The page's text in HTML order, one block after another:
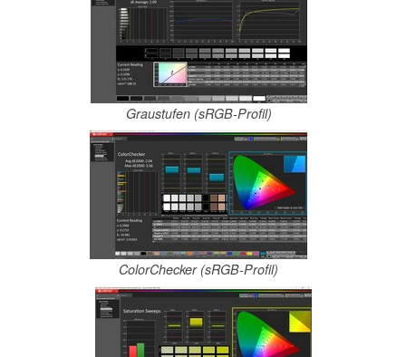
Graustufen (sRGB-Profil)
ColorChecker (sRGB-Profil)